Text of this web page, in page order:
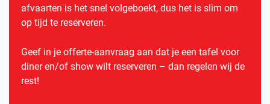
afvaarten is het snel volgeboekt, dus het is slim om
op tijd te reserveren.
Geef in je offerte-aanvraag aan dat je een tafel voor
diner en/of show wilt reserveren – dan regelen wij de
rest!